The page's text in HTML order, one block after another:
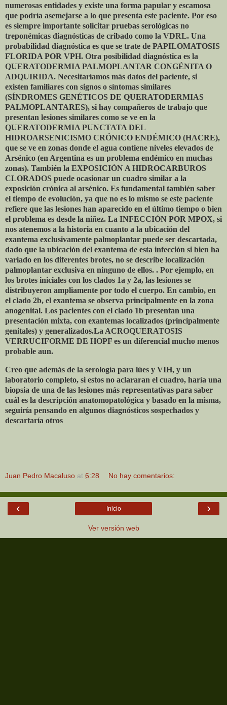
numerosas entidades y existe una forma papular y escamosa
que podría asemejarse a lo que presenta este paciente. Por eso
es siempre importante solicitar pruebas serológicas no
treponémicas diagnósticas de cribado como la VDRL. Una
probabilidad diagnóstica es que se trate de PAPILOMATOSIS
FLORIDA POR VPH. Otra posibilidad diagnóstica es la
QUERATODERMIA PALMOPLANTAR CONGÉNITA O
ADQUIRIDA. Necesitaríamos más datos del paciente, si
existen familiares con signos o síntomas similares
(SÍNDROMES GENÉTICOS DE QUERATODERMIAS
PALMOPLANTARES), si hay compañeros de trabajo que
presentan lesiones similares como se ve en la
QUERATODERMIA PUNCTATA DEL
HIDROARSENICISMO CRÓNICO ENDÉMICO (HACRE),
que se ve en zonas donde el agua contiene niveles elevados de
Arsénico (en Argentina es un problema endémico en muchas
zonas). También la EXPOSICIÓN A HIDROCARBUROS
CLORADOS puede ocasionar un cuadro similar a la
exposición crónica al arsénico. Es fundamental también saber
el tiempo de evolución, ya que no es lo mismo se este paciente
refiere que las lesiones han aparecido en el último tiempo o bien
el problema es desde la niñez. La INFECCIÓN POR MPOX, si
nos atenemos a la historia en cuanto a la ubicación del
exantema exclusivamente palmoplantar puede ser descartada,
dado que la ubicación del exantema de esta infección si bien ha
variado en los diferentes brotes, no se describe localización
palmoplantar exclusiva en ninguno de ellos. . Por ejemplo, en
los brotes iniciales con los clados 1a y 2a, las lesiones se
distribuyeron ampliamente por todo el cuerpo. En cambio, en
el clado 2b, el exantema se observa principalmente en la zona
anogenital. Los pacientes con el clado 1b presentan una
presentación mixta, con exantemas localizados (principalmente
genitales) y generalizados.La ACROQUERATOSIS
VERRUCIFORME DE HOPF es un diferencial mucho menos
probable aun.
Creo que además de la serología para lúes y VIH, y un
laboratorio completo, si estos no aclararan el cuadro, haría una
biopsia de una de las lesiones más representativas para saber
cuál es la descripción anatomopatológica y basado en la misma,
seguiría pensando en algunos diagnósticos sospechados y
descartaría otros
Juan Pedro Macaluso at 6:28 No hay comentarios:
‹ ›
Inicio
Ver versión web